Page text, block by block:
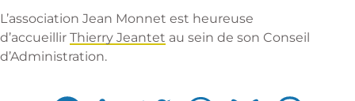
L’association Jean Monnet est heureuse
d’accueillir Thierry Jeantet au sein de son Conseil
d’Administration.